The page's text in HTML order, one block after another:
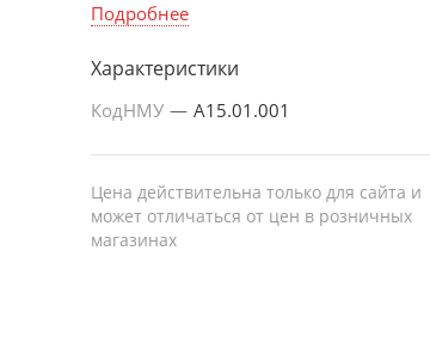
Подробнее
Характеристики
КодНМУ — A15.01.001
Цена действительна только для сайта и
может отличаться от цен в розничных
магазинах